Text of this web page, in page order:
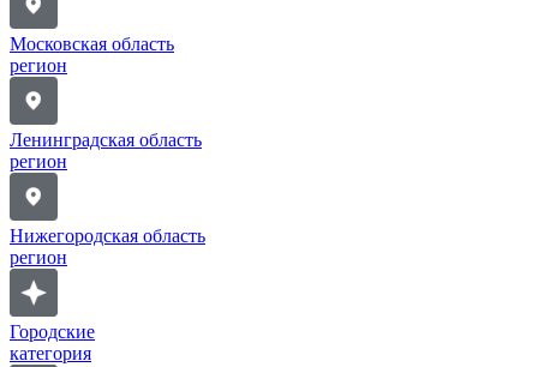
Московская область
регион
Ленинградская область
регион
Нижегородская область
регион
Городские
категория